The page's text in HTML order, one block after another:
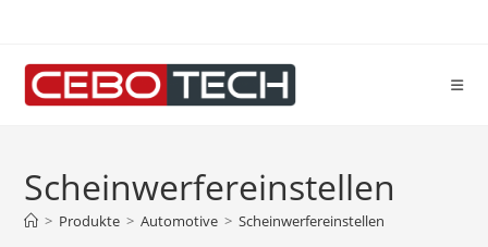
springen
Scheinwerfereinstellen
> Produkte > Automotive > Scheinwerfereinstellen